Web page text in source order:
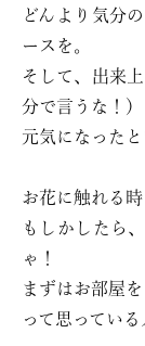
どんより気分
ースを。
そして、出来
分で言うな！）
元気になっ
お花に触れる時
もしかしたら
ゃ！
まずはお部屋
って思ってい